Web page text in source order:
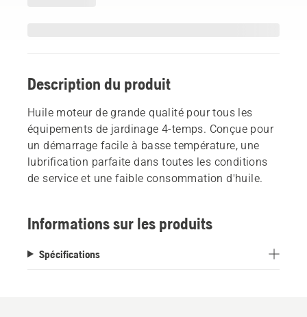
Description du produit
Huile moteur de grande qualité pour tous les
équipements de jardinage 4-temps. Conçue pour
un démarrage facile à basse température, une
lubrification parfaite dans toutes les conditions
de service et une faible consommation d'huile.
Informations sur les produits
Spécifications